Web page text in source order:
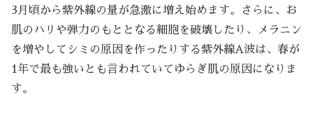
3月頃から紫外線の量が急激に増え始めます。さらに、お
肌のハリや弾力のもととなる細胞を破壊したり、メラニン
を増やしてシミの原因を作ったりする紫外線A波は、春が
1年で最も強いとも言われていてゆらぎ肌の原因になりま
す。